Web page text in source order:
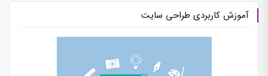
آموزش کاربردی طراحی سایت